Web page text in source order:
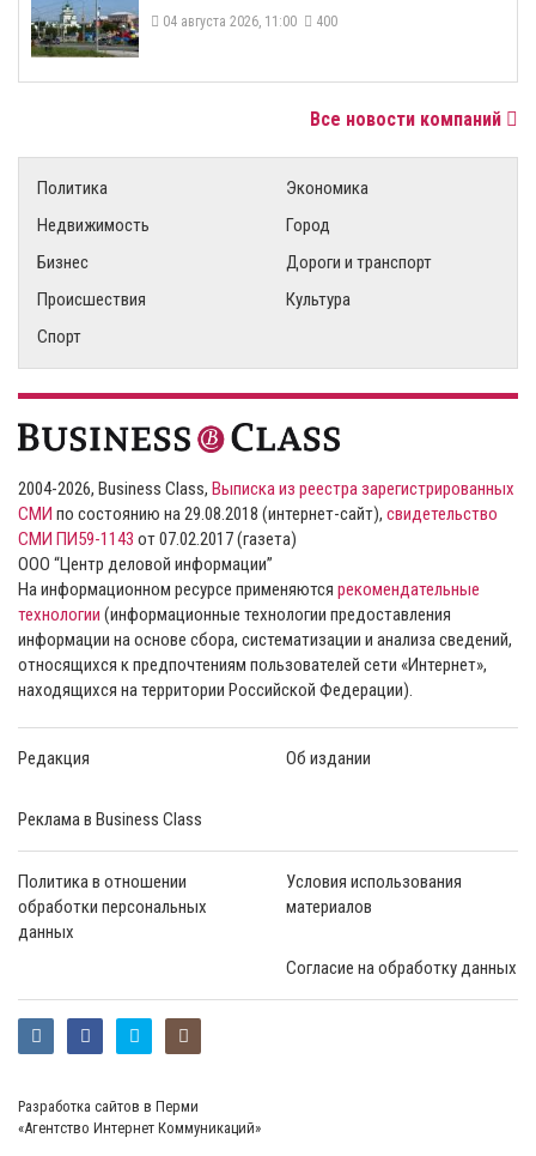
04 августа 2026, 11:00 400
Все новости компаний
Политика
Экономика
Недвижимость
Город
Бизнес
Дороги и транспорт
Происшествия
Культура
Спорт
2004-2026, Business Class, Выписка из реестра зарегистрированных
СМИ по состоянию на 29.08.2018 (интернет-сайт), свидетельство
СМИ ПИ59-1143 от 07.02.2017 (газета)
ООО “Центр деловой информации”
На информационном ресурсе применяются рекомендательные
технологии (информационные технологии предоставления
информации на основе сбора, систематизации и анализа сведений,
относящихся к предпочтениям пользователей сети «Интернет»,
находящихся на территории Российской Федерации).
Редакция Об издании
Реклама в Business Class
Политика в отношении
обработки персональных
данных
Условия использования
материалов
Согласие на обработку данных
Разработка сайтов в Перми
«Агентство Интернет Коммуникаций»